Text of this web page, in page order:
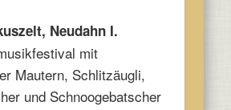
Neudahn I.
mit
Mautern, Schlitzäugli,
und Schnoogebatscher